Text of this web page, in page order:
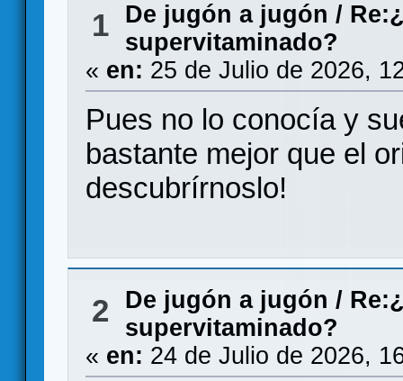
1 De jugón a jugón /
supervitaminado?
« en: 25 de Julio de 2026,
Pues no lo conocía y
bastante mejor que el
descubrírnoslo!
2 De jugón a jugón /
supervitaminado?
« en: 24 de Julio de 2026,